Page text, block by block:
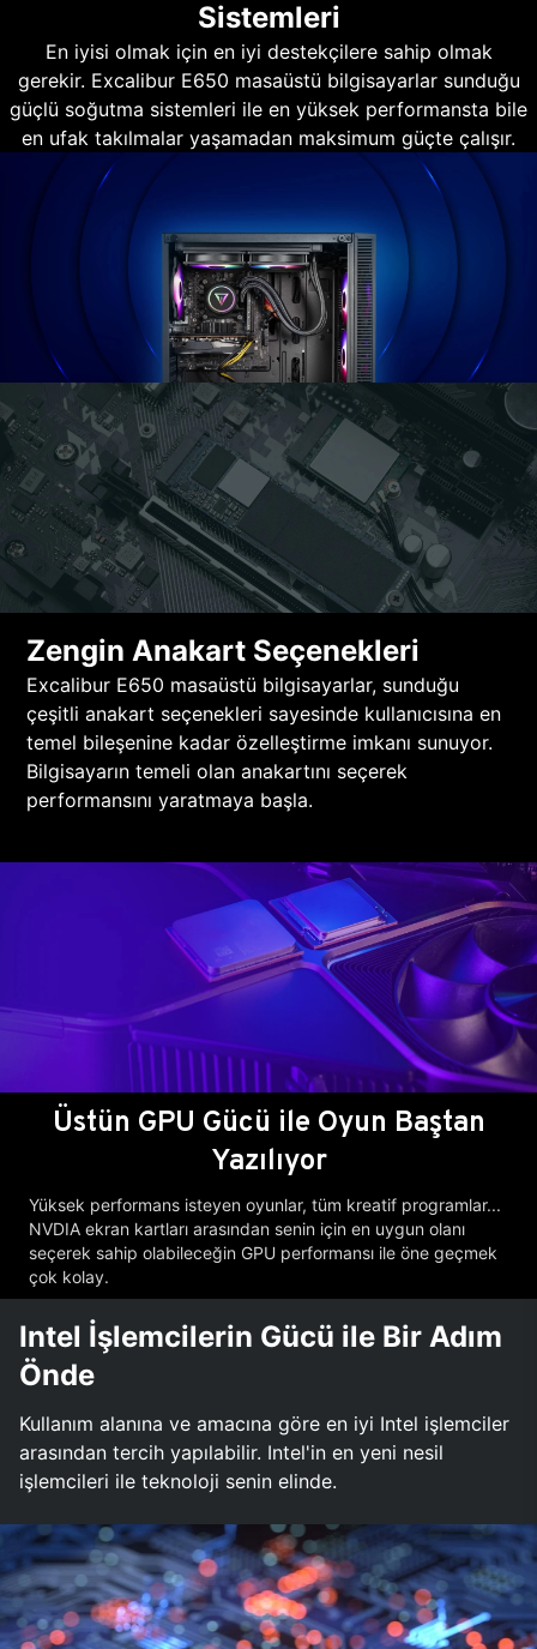
Sistemleri
En iyisi olmak için en iyi destekçilere sahip olmak
gerekir. Excalibur E650 masaüstü bilgisayarlar sunduğu
güçlü soğutma sistemleri ile en yüksek performansta bile
en ufak takılmalar yaşamadan maksimum güçte çalışır.
Zengin Anakart Seçenekleri
Excalibur E650 masaüstü bilgisayarlar, sunduğu
çeşitli anakart seçenekleri sayesinde kullanıcısına en
temel bileşenine kadar özelleştirme imkanı sunuyor.
Bilgisayarın temeli olan anakartını seçerek
performansını yaratmaya başla.
Üstün GPU Gücü ile Oyun Baştan
Yazılıyor
Yüksek performans isteyen oyunlar, tüm kreatif programlar...
NVDIA ekran kartları arasından senin için en uygun olanı
seçerek sahip olabileceğin GPU performansı ile öne geçmek
çok kolay.
Intel İşlemcilerin Gücü ile Bir Adım
Önde
Kullanım alanına ve amacına göre en iyi Intel işlemciler
arasından tercih yapılabilir. Intel'in en yeni nesil
işlemcileri ile teknoloji senin elinde.